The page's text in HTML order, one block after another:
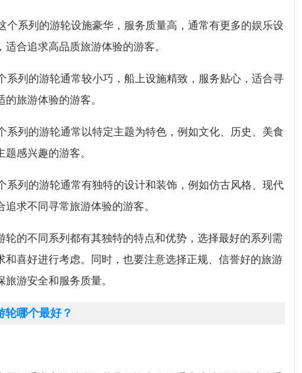
个系列的游轮设施豪华，服务质量高，通常有更多的娱乐设
适合追求高品质旅游体验的游客。
系列的游轮通常较小巧，船上设施精致，服务贴心，适合寻
旅游体验的游客。
系列的游轮通常以特定主题为特色，例如文化、历史、美食
感兴趣的游客。
系列的游轮通常有独特的设计和装饰，例如仿古风格、现代
求不同寻常旅游体验的游客。
轮的不同系列都有其独特的特点和优势，选择最好的系列需
和喜好进行考虑。同时，也要注意选择正规、信誉好的旅游
游安全和服务质量。
轮哪个最好？